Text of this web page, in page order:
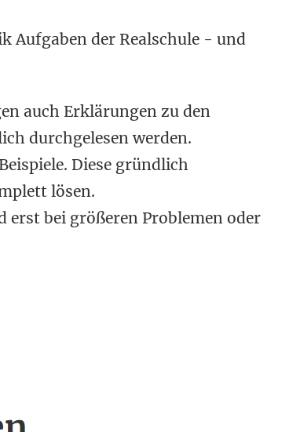
Aufgaben der Realschule - und
auch Erklärungen zu den
durchgelesen werden.
Diese gründlich
lösen.
erst bei größeren Problemen oder